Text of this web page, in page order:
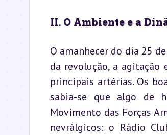
II. O Ambiente e a
O amanhecer do dia 25
da revolução, a agitação
principais artérias. Os
sabia-se que algo de
Movimento das Forças
nevrálgicos: o Rádio